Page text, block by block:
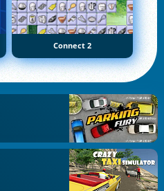
Connect 2